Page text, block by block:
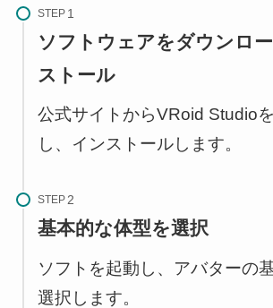
STEP
ソフトウェアをダウンロ
ストール
公式サイトからVRoid Studio
し、インストールします。
STEP
基本的な体型を選択
ソフトを起動し、アバターの
選択します。